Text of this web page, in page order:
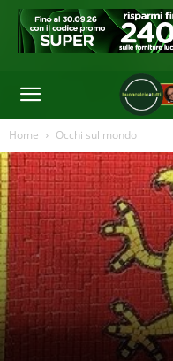
Home Occhi sul mondo